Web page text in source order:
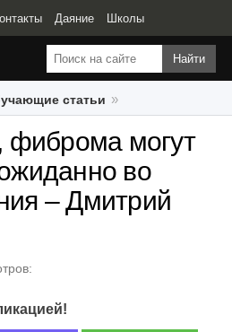
Даяние Школы
статьи
исчезнуть неожиданно во время
фиброма могут
во
– Дмитрий